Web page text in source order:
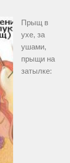
Прыщ в
ухе, за
ушами,
прыщи на
затылке: